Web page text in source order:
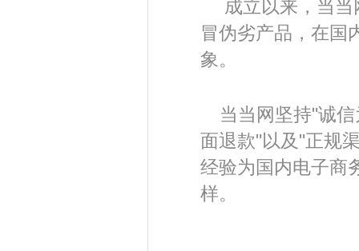
成立以来，当当
冒伪劣产品，在国
象。
当当网坚持"诚信
面退款"以及"正规
经验为国内电子商
样。